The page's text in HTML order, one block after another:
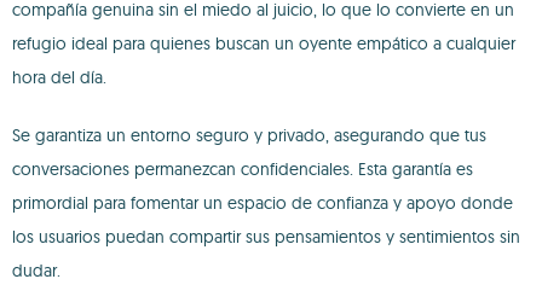
compañía genuina sin el miedo al juicio, lo que lo convierte en un
refugio ideal para quienes buscan un oyente empático a cualquier
hora del día.
Se garantiza un entorno seguro y privado, asegurando que tus
conversaciones permanezcan confidenciales. Esta garantía es
primordial para fomentar un espacio de confianza y apoyo donde
los usuarios puedan compartir sus pensamientos y sentimientos sin
dudar.